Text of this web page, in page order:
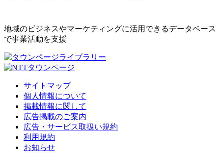
地域のビジネスやマーケティングに活用できるデータベース
で事業活動を支援
サイトマップ
個人情報について
掲載情報に関して
広告掲載のご案内
広告・サービス取扱い規約
利用規約
お知らせ